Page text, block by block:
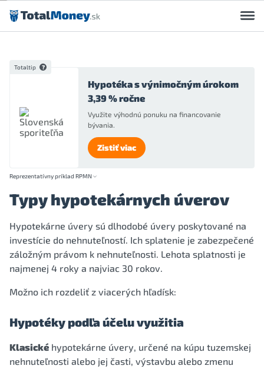
Preskočiť na obsah
Totaltip
Hypotéka s výnimočným úrokom
3,39 % ročne
Využite výhodnú ponuku na financovanie
bývania.
Zistiť viac
Reprezentatívny príklad RPMN
Typy hypotekárnych úverov
Hypotekárne úvery sú dlhodobé úvery poskytované na
investície do nehnuteľností. Ich splatenie je zabezpečené
záložným právom k nehnuteľnosti. Lehota splatnosti je
najmenej 4 roky a najviac 30 rokov.
Možno ich rozdeliť z viacerých hľadísk:
Hypotéky podľa účelu využitia
Klasické hypotekárne úvery, určené na kúpu tuzemskej
nehnuteľnosti alebo jej časti, výstavbu alebo zmenu